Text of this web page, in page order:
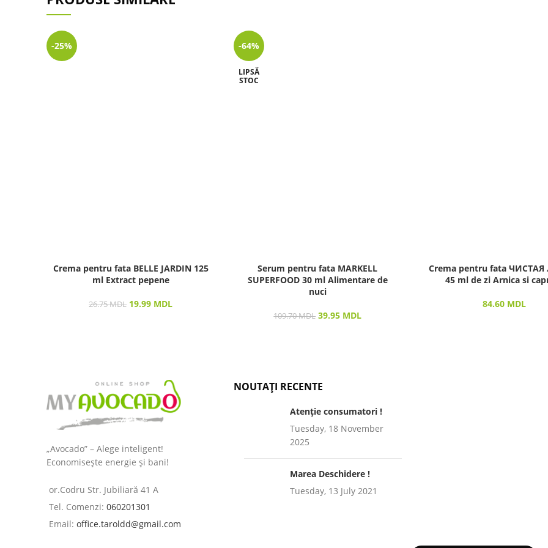
-25%
Crema pentru fata BELLE JARDIN 125
ml Extract pepene
26.75MDL 19.99 MDL
-64%
LIPSĂ
STOC
Serum pentru fata MARKELL
SUPERFOOD 30 ml Alimentare de
nuci
109.70MDL 39.95 MDL
Crema pentru fata
45 ml de zi Arnica si
84.60 MDL
„Avocado” – Alege inteligent!
Economisește energie și bani!
or.Codru Str. Jubiliară 41 A
Tel. Comenzi: 060201301
Email: office.taroldd@gmail.com
NOUTAȚI RECENTE
Atenție consumatori !
Tuesday, 18 November
2025
Marea Deschidere !
Tuesday, 13 July 2021